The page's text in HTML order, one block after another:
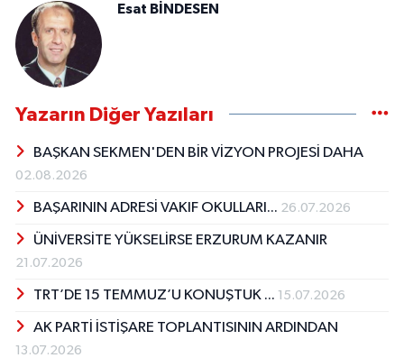
Esat BİNDESEN
Yazarın Diğer Yazıları
BAŞKAN SEKMEN'DEN BİR VİZYON PROJESİ DAHA
02.08.2026
BAŞARININ ADRESİ VAKIF OKULLARI... 26.07.2026
ÜNİVERSİTE YÜKSELİRSE ERZURUM KAZANIR
21.07.2026
TRT’DE 15 TEMMUZ’U KONUŞTUK ... 15.07.2026
AK PARTİ İSTİŞARE TOPLANTISININ ARDINDAN
13.07.2026